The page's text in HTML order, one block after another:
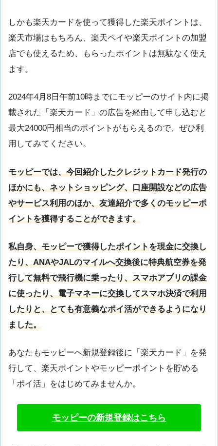
しかも楽天カードを使って獲得した楽天ポイントは、
楽天市場はもちろん、楽天ペイや楽天ポイントの加盟
店でも使えるため、もらったポイントは無駄なく使え
ます。
2024年4月8日午前10時までにモッピーのサイト内に掲
載された「楽天カード」の広告を経由して申し込むと
最大24000円相当のポイントがもらえるので、ぜひ利
用してみてください。
モッピーでは、今回紹介したクレジットカード発行の
ほかにも、ネットショッピング、口座開設などの広告
やサービス利用のほか、友達紹介で多くのモッピーポ
イントを獲得することができます。
私自身、モッピーで獲得したポイントを現金に交換し
たり、ANAやJALのマイルへ交換後に特典航空券を発
行して無料で飛行機に乗ったり、スマホアプリの課金
に使ったり、電子マネーに交換してスマホ決済で利用
したりと、とても有意義なポイ活ができるようになり
ました。
あなたもモッピーへ新規登録後に「楽天カード」を発
行して、楽天ポイントやモッピーポイントを貯める
「ポイ活」をはじめてみませんか。
モッピーの新規登録はこちら